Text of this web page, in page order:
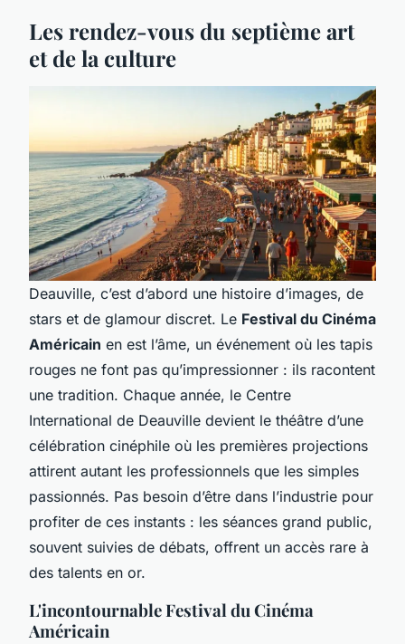
Les rendez-vous du septième art
et de la culture
Deauville, c’est d’abord une histoire d’images, de
stars et de glamour discret. Le Festival du Cinéma
Américain en est l’âme, un événement où les tapis
rouges ne font pas qu’impressionner : ils racontent
une tradition. Chaque année, le Centre
International de Deauville devient le théâtre d’une
célébration cinéphile où les premières projections
attirent autant les professionnels que les simples
passionnés. Pas besoin d’être dans l’industrie pour
profiter de ces instants : les séances grand public,
souvent suivies de débats, offrent un accès rare à
des talents en or.
L'incontournable Festival du Cinéma
Américain